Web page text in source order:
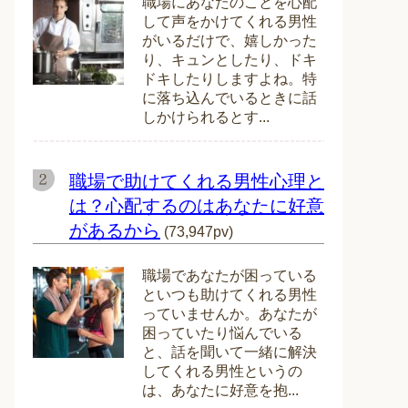
して声をかけてくれる男性
がいるだけで、嬉しかった
り、キュンとしたり、ドキ
ドキしたりしますよね。特
に落ち込んでいるときに話
しかけられるとす...
職場で助けてくれる男性心理と
は？心配するのはあなたに好意
があるから (73,947pv)
職場であなたが困っている
といつも助けてくれる男性
っていませんか。あなたが
困っていたり悩んでいる
と、話を聞いて一緒に解決
してくれる男性というの
は、あなたに好意を抱...